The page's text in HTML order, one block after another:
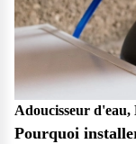
Adoucisseur d'eau,
Pourquoi